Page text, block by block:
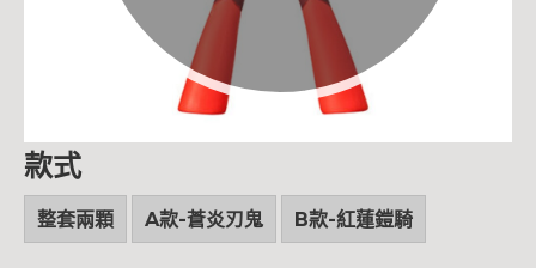
款式
整套兩顆 A款-蒼炎刃鬼 B款-紅蓮鎧騎